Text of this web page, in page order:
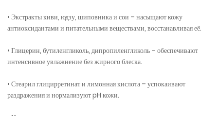
• Экстракты киви, юдзу, шиповника и сои – насыщают кожу
антиоксидантами и питательными веществами, восстанавливая её.
• Глицерин, бутиленгликоль, дипропиленгликоль – обеспечивают
интенсивное увлажнение без жирного блеска.
• Стеарил глицирретинат и лимонная кислота – успокаивают
раздражения и нормализуют pH кожи.